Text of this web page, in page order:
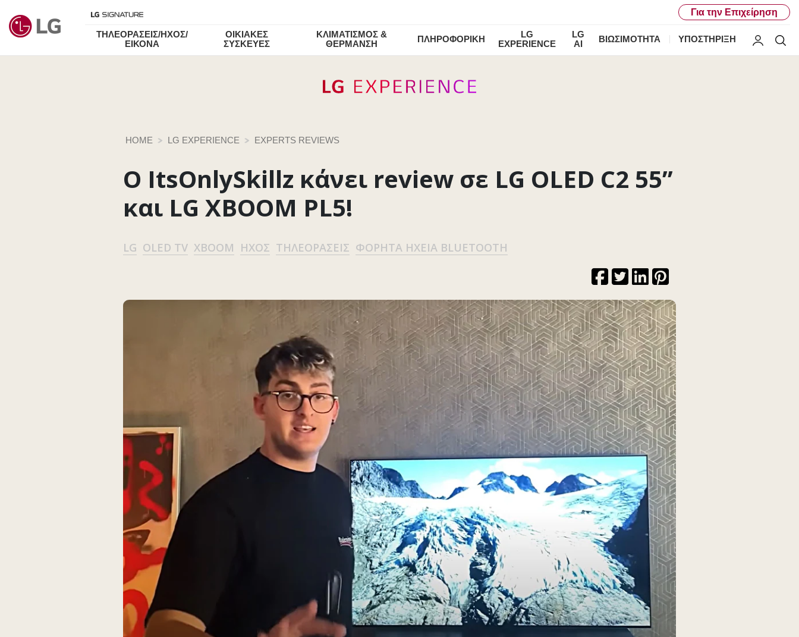
Για την Επιχείρηση
ΤΗΛΕΟΡΑΣΕΙΣ/ΗΧΟΣ/
ΕΙΚΟΝΑ
ΟΙΚΙΑΚΕΣ
ΣΥΣΚΕΥΕΣ
ΚΛΙΜΑΤΙΣΜΟΣ &
ΘΕΡΜΑΝΣΗ
ΠΛΗΡΟΦΟΡΙΚΗ
LG
EXPERIENCE
LG
AI
ΒΙΩΣΙΜΌΤΗΤΑ ΥΠΟΣΤΗΡΙΞΗ My LG
HOME LG EXPERIENCE EXPERTS REVIEWS
O ItsOnlySkillz κάνει review σε LG OLED C2 55’’
και LG XBOOM PL5!
LG OLED TV XBOOM ΉΧΟΣ ΤΗΛΕΟΡΆΣΕΙΣ ΦΟΡΗΤΆ ΗΧΕΊΑ BLUETOOTH